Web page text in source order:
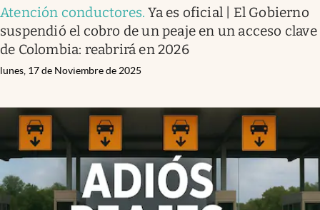
Atención conductores.Ya es oficial | El Gobierno
suspendió el cobro de un peaje en un acceso clave
de Colombia: reabrirá en 2026
lunes, 17 de Noviembre de 2025